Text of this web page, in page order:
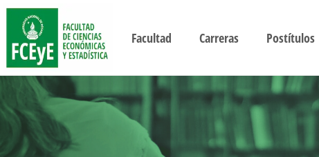
Facultad Carreras Postítulos